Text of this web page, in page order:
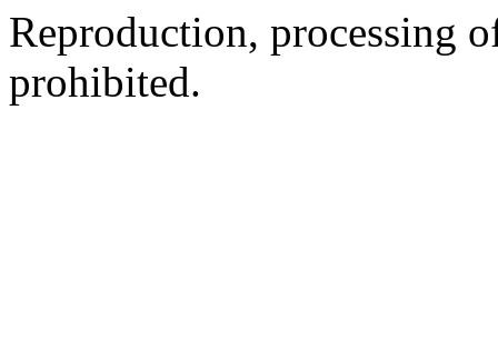
Reproduction, processing
prohibited.